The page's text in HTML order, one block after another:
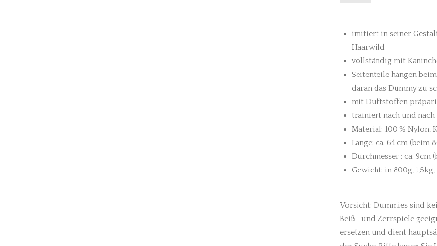
imitiert in seiner
Haarwild
vollständig mit
Seitenteile hängen
daran das Dummy zu
mit Duftstoffen
trainiert nach und
Material: 100 % Nylon,
Länge: ca. 64 cm (beim
Durchmesser : ca. 9cm
Gewicht: in 800g,
Vorsicht: Dummies sind
Beiß- und Zerrspiele
ersetzen und dient